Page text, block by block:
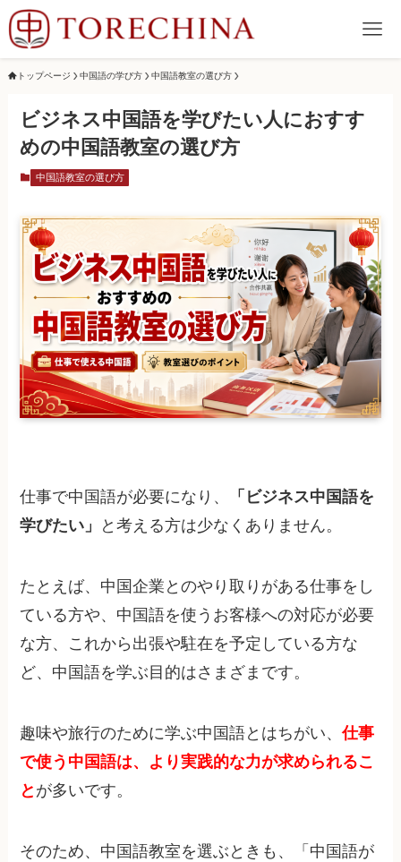
トップページ 中国語の学び方 中国語教室の選び方
ビジネス中国語を学びたい人におすす
めの中国語教室の選び方
中国語教室の選び方
仕事で中国語が必要になり、
「ビジネス中国語を
学びたい」
と考える方は少なくありません。
たとえば、中国企業とのやり取りがある仕事をし
ている方や、中国語を使うお客様への対応が必要
な方、これから出張や駐在を予定している方な
ど、中国語を学ぶ目的はさまざまです。
趣味や旅行のために学ぶ中国語とはちがい、仕事
で使う中国語は、より実践的な力が求められるこ
と が多いです。
そのため、中国語教室を選ぶときも、「中国語が